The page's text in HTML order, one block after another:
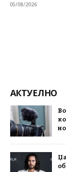
05/08/2026
АКТУЕЛНО